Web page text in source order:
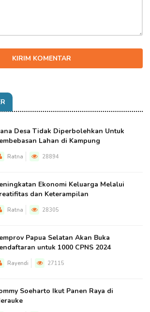
KIRIM KOMENTAR
Desa Tidak Diperbolehkan Untuk
Lahan di Kampung
Ratna 28894
Ekonomi Keluarga Melalui
dan Keterampilan
Ratna 28305
Papua Selatan Akan Buka
untuk 1000 CPNS 2024
Rayendi 27115
Soeharto Ikut Panen Raya di